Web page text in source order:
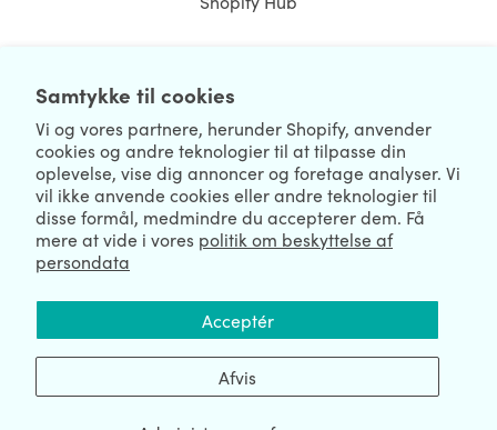
Samtykke til cookies
Vi og vores partnere, herunder Shopify, anvender
cookies og andre teknologier til at tilpasse din
oplevelse, vise dig annoncer og foretage analyser. Vi
vil ikke anvende cookies eller andre teknologier til
disse formål, medmindre du accepterer dem. Få
mere at vide i vores politik om beskyttelse af
persondata
Acceptér
Afvis
August 09, 2026 © HulkApps.com. All Rights Reserved.